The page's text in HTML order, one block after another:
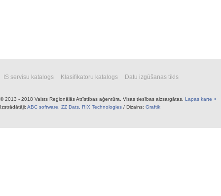
IS servisu katalogs Klasifikatoru katalogs Datu izgūšanas tīkls
© 2013 - 2018 Valsts Reģionālās Attīstības aģentūra. Visas tiesības aizsargātas. Lapas karte >
Izstrādātāji: ABC software, ZZ Dats, RIX Technologies / Dizains: Graftik